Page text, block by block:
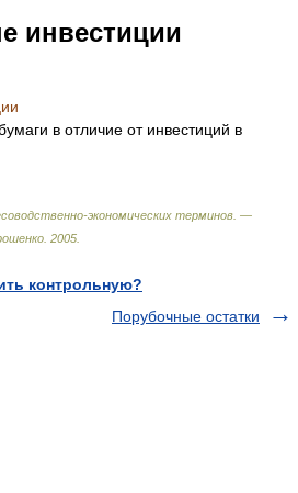
инвестиции
в отличие от инвестиций в
экономических терминов. —
2005
контрольную?
Порубочные остатки